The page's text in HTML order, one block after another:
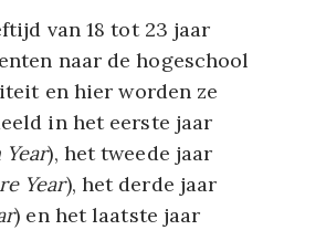
van 18 tot 23 jaar
naar de hogeschool
en hier worden ze
in het eerste jaar
Year), het tweede jaar
Year), het derde jaar
) en het laatste jaar